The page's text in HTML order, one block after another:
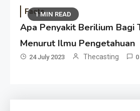
1 MIN READ
Facts
Apa Penyakit Berilium Bagi
Menurut Ilmu Pengetahuan
24 July 2023 Thecasting 0